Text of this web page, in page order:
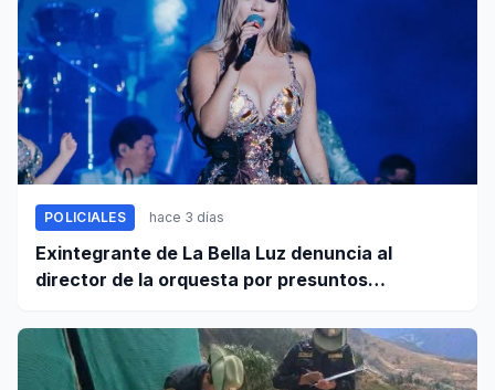
POLICIALES hace 3 días
Exintegrante de La Bella Luz denuncia al
director de la orquesta por presuntos